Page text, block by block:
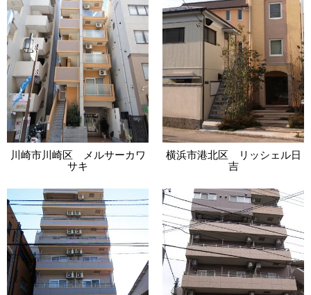
川崎市川崎区 メルサーカワ
サキ
横浜市港北区 リッシェル日
吉